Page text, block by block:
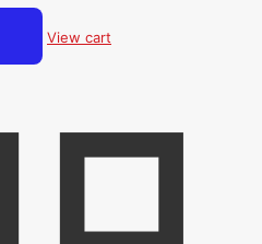
View cart